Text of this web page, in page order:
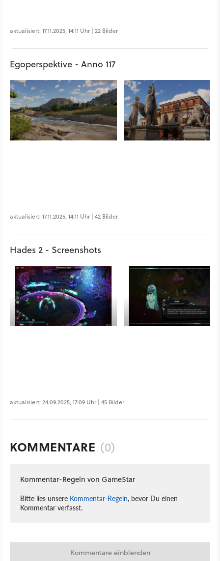
aktualisiert: 17.11.2025, 14:11 Uhr | 22 Bilder
Egoperspektive - Anno 117
aktualisiert: 17.11.2025, 14:11 Uhr | 42 Bilder
Hades 2 - Screenshots
aktualisiert: 24.09.2025, 17:09 Uhr | 45 Bilder
KOMMENTARE (0)
Kommentar-Regeln von GameStar
Bitte lies unsere Kommentar-Regeln, bevor Du einen
Kommentar verfasst.
Kommentare einblenden